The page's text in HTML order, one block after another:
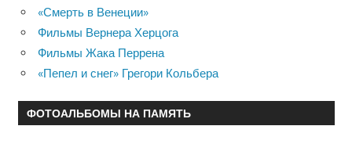
«Смерть в Венеции»
Фильмы Вернера Херцога
Фильмы Жака Перрена
«Пепел и снег» Грегори Кольбера
ФОТОАЛЬБОМЫ НА ПАМЯТЬ